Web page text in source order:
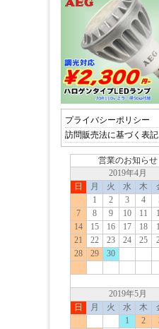
プライバシーポリシー
訪問販売法に基づく表記